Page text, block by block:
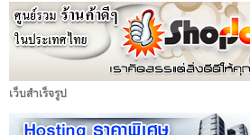
เว็บสำเร็จรูป